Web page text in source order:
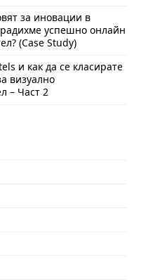
за иновации в
успешно онлайн
(Case Study)
и как да се класирате
визуално
– Част 2